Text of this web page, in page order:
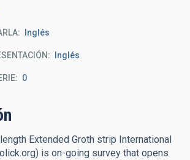
Inglés
Inglés
0
Extended Groth strip International
is on-going survey that opens